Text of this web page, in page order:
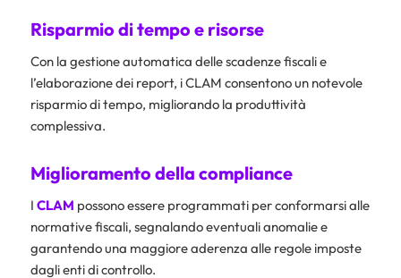
Risparmio di tempo e risorse
Con la gestione automatica delle scadenze fiscali e
l’elaborazione dei report, i CLAM consentono un notevole
risparmio di tempo, migliorando la produttività
complessiva.
Miglioramento della compliance
I CLAM possono essere programmati per conformarsi alle
normative fiscali, segnalando eventuali anomalie e
garantendo una maggiore aderenza alle regole imposte
dagli enti di controllo.